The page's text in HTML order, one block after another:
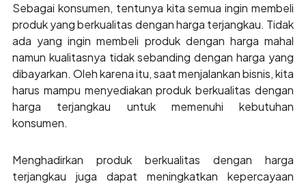
Sebagai konsumen, tentunya kita semua ingin membeli
produk yang berkualitas dengan harga terjangkau. Tidak
ada yang ingin membeli produk dengan harga mahal
namun kualitasnya tidak sebanding dengan harga yang
dibayarkan. Oleh karena itu, saat menjalankan bisnis, kita
harus mampu menyediakan produk berkualitas dengan
harga terjangkau untuk memenuhi kebutuhan
konsumen.
Menghadirkan produk berkualitas dengan harga
terjangkau juga dapat meningkatkan kepercayaan